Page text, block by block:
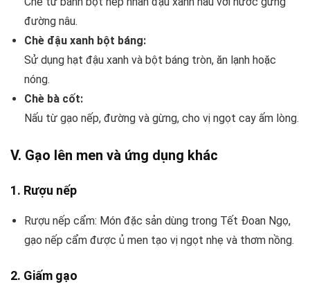
đường nâu.
Chè đậu xanh bột báng:
Sử dụng hạt đậu xanh và bột báng tròn, ăn lạnh hoặc
nóng.
Chè bà cốt:
Nấu từ gạo nếp, đường và gừng, cho vị ngọt cay ấm lòng.
V. Gạo lên men và ứng dụng khác
1. Rượu nếp
Rượu nếp cẩm: Món đặc sản dùng trong Tết Đoan Ngọ,
gạo nếp cẩm được ủ men tạo vị ngọt nhẹ và thơm nồng.
2. Giấm gạo